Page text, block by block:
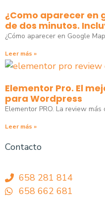
¿Como aparecer en
de dos minutos.
¿Cómo aparecer en Google
Leer más »
Elementor Pro. El
para Wordpress
Elementor PRO. La review
Leer más »
Contacto
658 281 814
658 662 681